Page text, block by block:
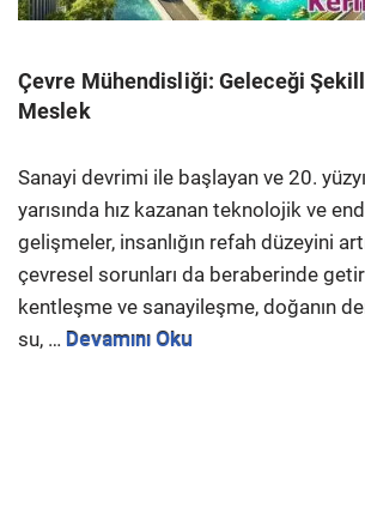
Çevre Mühendisliği: Geleceği
Meslek
Sanayi devrimi ile başlayan ve 20.
yarısında hız kazanan teknolojik ve
gelişmeler, insanlığın refah düzeyini
çevresel sorunları da beraberinde
kentleşme ve sanayileşme, doğanın
su, … Devamını Oku